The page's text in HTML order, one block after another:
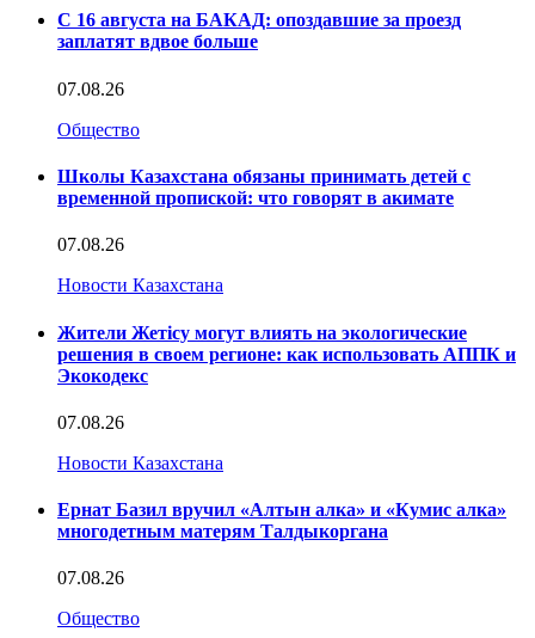
С 16 августа на БАКАД: опоздавшие за проезд
заплатят вдвое больше
07.08.26
Общество
Школы Казахстана обязаны принимать детей с
временной пропиской: что говорят в акимате
07.08.26
Новости Казахстана
Жители Жетісу могут влиять на экологические
решения в своем регионе: как использовать АППК и
Экокодекс
07.08.26
Новости Казахстана
Ернат Базил вручил «Алтын алка» и «Кумис алка»
многодетным матерям Талдыкоргана
07.08.26
Общество